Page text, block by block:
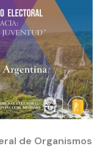
de Organismos